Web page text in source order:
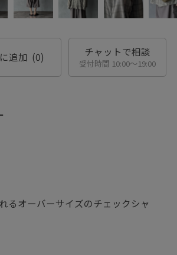
追加 (0) チャットで相談
受付時間 10:00〜19:00
るオーバーサイズのチェックシャ